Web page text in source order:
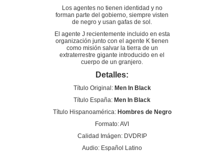
Los agentes no tienen identidad y no
forman parte del gobierno, siempre visten
de negro y usan gafas de sol.
El agente J recientemente incluido en esta
organización junto con el agente K tienen
como misión salvar la tierra de un
extraterrestre gigante introducido en el
cuerpo de un granjero.
Detalles:
Título Original: Men In Black
Título España: Men In Black
Título Hispanoamérica: Hombres de Negro
Formato: AVI
Calidad Imágen: DVDRIP
Audio: Español Latino